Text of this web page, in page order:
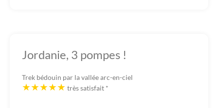
Jordanie, 3 pompes !
Trek bédouin par la vallée arc-en-ciel
très satisfait *